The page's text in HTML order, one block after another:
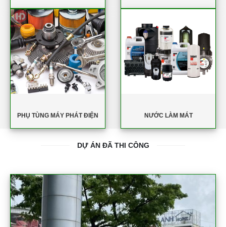
PHỤ TÙNG MÁY PHÁT ĐIỆN NƯỚC LÀM MÁT
DỰ ÁN ĐÃ THI CÔNG